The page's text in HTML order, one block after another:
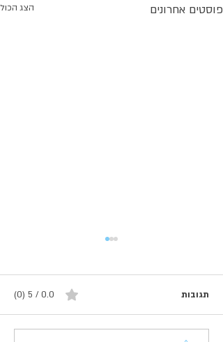
פוסטים אחרונים הצג הכול
תגובות 0.0 / 5 ‏(0)